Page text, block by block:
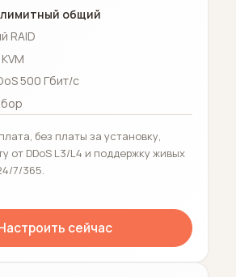
общий
RAID
500 Гбит/с
без платы за установку,
от DDoS L3/L4 и поддержку живых
7/365.
сейчас